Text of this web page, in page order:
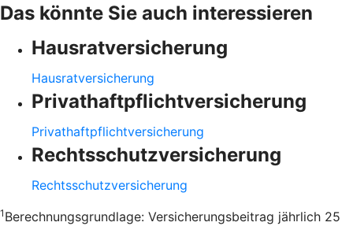
Das könnte Sie auch interessieren
Hausratversicherung
Hausratversicherung
Privathaftpflichtversicherung
Privathaftpflichtversicherung
Rechtsschutzversicherung
Rechtsschutzversicherung
1 Berechnungsgrundlage: Versicherungsbeitrag jährlich 25